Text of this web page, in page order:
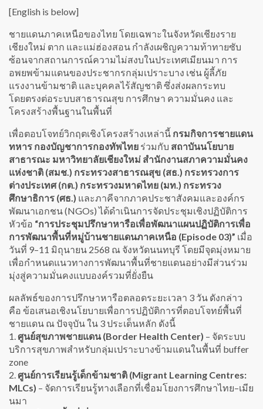
[English is below]
ชายแดนภาคเหนือของไทย โดยเฉพาะในจังหวัดเชียงราย
เชียงใหม่ ตาก และแม่ฮ่องสอน กำลังเผชิญความท้าทายซับ
ซ้อนจากสถานการณ์ความไม่สงบในประเทศเมียนมา การ
อพยพข้ามแดนของประชากรกลุ่มเปราะบาง เช่น ผู้ลี้ภัย
แรงงานข้ามชาติ และบุคคลไร้สัญชาติ ซึ่งส่งผลกระทบ
โดยตรงต่อระบบสาธารณสุข การศึกษา ความมั่นคง และ
โครงสร้างพื้นฐานในพื้นที่
เพื่อตอบโจทย์วิกฤตเชิงโครงสร้างเหล่านี้ กรมกิจการชายแดน
ทหาร กองบัญชาการกองทัพไทย ร่วมกับ สถาบันนโยบาย
สาธารณะ มหาวิทยาลัยเชียงใหม่ สำนักงานสภาความมั่นคง
แห่งชาติ (สมช.) กระทรวงสาธารณสุข (สธ.) กระทรวงการ
ต่างประเทศ (กต.) กระทรวงมหาดไทย (มท.) กระทรวง
ศึกษาธิการ (ศธ.) และภาคีจากภาคประชาสังคมและองค์กร
พัฒนาเอกชน (NGOs) ได้ดำเนินการจัดประชุมเชิงปฏิบัติการ
หัวข้อ “การประชุมปรึกษาหารือเพื่อพัฒนาแผนปฏิบัติการเพื่อ
การพัฒนาพื้นที่หมู่บ้านชายแดนภาคเหนือ (Episode 03)” เมื่อ
วันที่ 9–11 มิถุนายน 2568 ณ จังหวัดนนทบุรี โดยมีจุดมุ่งหมาย
เพื่อกำหนดแนวทางการพัฒนาพื้นที่ชายแดนอย่างมีส่วนร่วม
มุ่งสู่ความมั่นคงแบบองค์รวมที่ยั่งยืน
ผลลัพธ์ของการปรึกษาหารือตลอดระยะเวลา 3 วัน ดังกล่าว
คือ ข้อเสนอเชิงนโยบายเพื่อการปฏิบัติการที่ตอบโจทย์พื้นที่
ชายแดน ณ ปัจจุบัน ใน 3 ประเด็นหลัก ดังนี้
1.ศูนย์สุขภาพชายแดน (Border Health Center) – จัดระบบ
บริการสุขภาพสำหรับกลุ่มเปราะบางข้ามแดนในพื้นที่ buffer
zone
2.ศูนย์การเรียนรู้เด็กข้ามชาติ (Migrant Learning Centres:
MLCs) – จัดการเรียนรู้ทางเลือกที่เชื่อมโยงการศึกษาไทย–เมีย
นมา